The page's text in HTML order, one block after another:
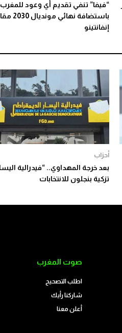
“فيفا” تنفي تقديم أي وعود للمغرب
باستضافة
إنفانتينو
أحزاب
بعد خرجة المهداوي.. “فيدرالية
تزكية بنجلون للانتخابات
صوت المغرب
اطلب التصحيح
شاركنا رأيك
أعلن معنا